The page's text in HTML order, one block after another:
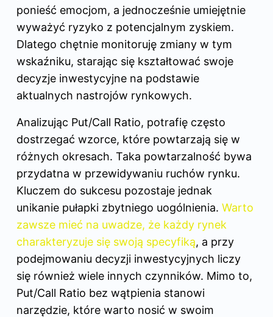
ponieść emocjom, a jednocześnie umiejętnie
wyważyć ryzyko z potencjalnym zyskiem.
Dlatego chętnie monitoruję zmiany w tym
wskaźniku, starając się kształtować swoje
decyzje inwestycyjne na podstawie
aktualnych nastrojów rynkowych.
Analizując Put/Call Ratio, potrafię często
dostrzegać wzorce, które powtarzają się w
różnych okresach. Taka powtarzalność bywa
przydatna w przewidywaniu ruchów rynku.
Kluczem do sukcesu pozostaje jednak
unikanie pułapki zbytniego uogólnienia. Warto
zawsze mieć na uwadze, że każdy rynek
charakteryzuje się swoją specyfiką, a przy
podejmowaniu decyzji inwestycyjnych liczy
się również wiele innych czynników. Mimo to,
Put/Call Ratio bez wątpienia stanowi
narzędzie, które warto nosić w swoim